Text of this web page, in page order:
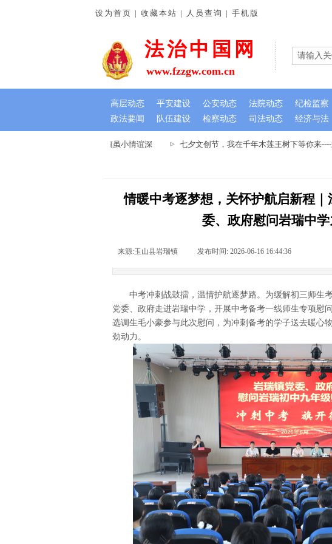
法院：排忧解难暖民心 锦旗虽小情谊深 七夕文创节，我在千年木莲王树下等你来----
法治中国网
政法要闻 队伍建设 检察动态 司法动态 经济与法
设为首页 | 收藏本站 | 人员查询 | 手机版
www.fzzgw.com.cn
高层动态 平安建设 公安动态 法院动态 纪检监察
情暖中考逐梦想，关怀护航启新程｜
委、政府慰问岩瑞中
来源:玉山县岩瑞镇 发布时间: 2026-06-16 16:44:36
中考冲刺战鼓擂，温情护航逐梦路。为缓解初三师生
党委、政府走进岩瑞中学，开展中考备考一线师生专项慰
选调生毛小豪参与此次慰问，为冲刺备考的学子送去暖心
劲动力。